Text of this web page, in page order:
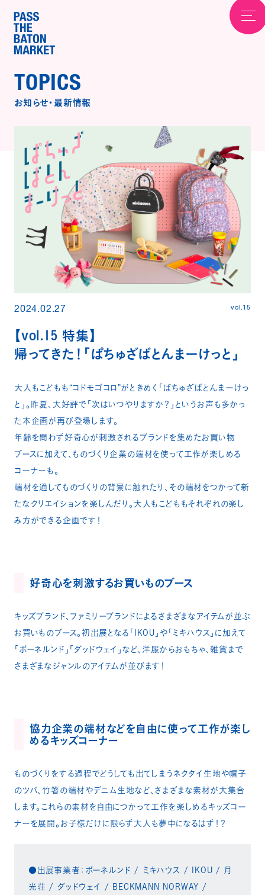
TOPICS
お知らせ・ 最新情報
2024.02.27 vol.15
【vol.15 特集】
帰ってきた！「ぱちゅざばとんまーけっと」
大人もこどもも“コドモゴコロ”がときめく「ぱちゅざばとんまーけっ
と」。昨夏、大好評で「次はいつやりますか？」というお声も多かっ
た本企画が再び登場します。
年齢を問わず好奇心が刺激されるブランドを集めたお買い物
ブースに加えて、ものづくり企業の端材を使って工作が楽しめる
コーナーも。
端材を通してものづくりの背景に触れたり、その端材をつかって新
たなクリエイションを楽しんだり。大人もこどももそれぞれの楽し
み方ができる企画です！
好奇心を刺激するお買いものブース
キッズブランド、ファミリーブランドによるさまざまなアイテムが並ぶ
お買いものブース。初出展となる「IKOU」や「ミキハウス」に加えて
「ボーネルンド」「ダッドウェイ」など、洋服からおもちゃ、雑貨まで
さまざまなジャンルのアイテムが並びます！
協力企業の端材などを自由に使って工作が楽し
めるキッズコーナー
ものづくりをする過程でどうしても出てしまうネクタイ生地や帽子
のツバ、竹箸の端材やデニム生地など、さまざまな素材が大集合
します。これらの素材を自由につかって工作を楽しめるキッズコー
ナーを展開。お子様だけに限らず大人も夢中になるはず！？
●出展事業者：ボーネルンド / ミキハウス / IKOU / 月
光荘 / ダッドウェイ / BECKMANN NORWAY /